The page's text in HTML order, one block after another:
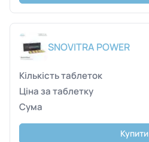
SNOVITRA POWER
Купити